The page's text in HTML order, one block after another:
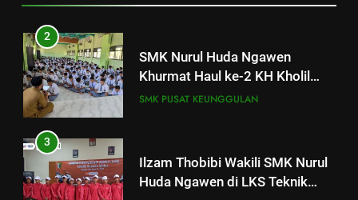
Siswa
2
SMK Nurul Huda Ngawen
Khurmat Haul ke-2 KH Kholil
Syarqowi Lengkong Melalui
SMK PUSAT KEUNGGULAN
3
Ilzam Thobibi Wakili SMK Nurul
Huda Ngawen di LKS Teknik